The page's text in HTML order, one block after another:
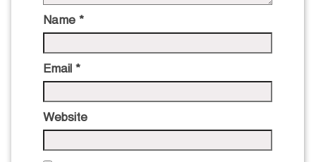
Name *
Email *
Website